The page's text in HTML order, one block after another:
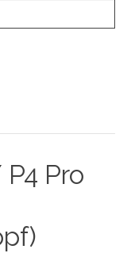
Pro